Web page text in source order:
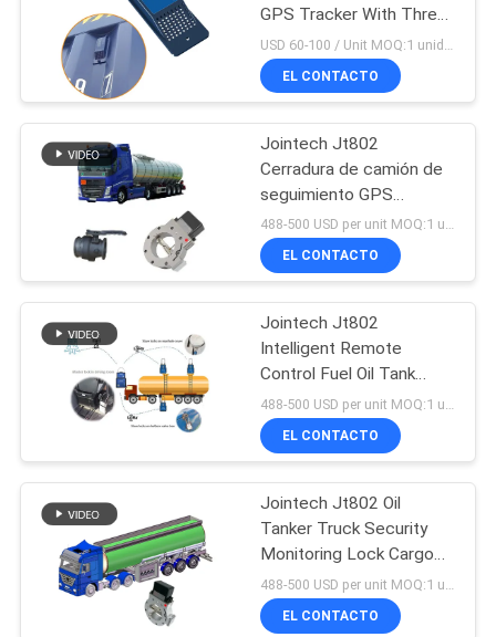
CONTROL
CALIDAD
ÉNTRENOS
CONTACTO
CON
CITA
MAPA
SITIO
Cerradura elegante
de GPS
Candado elegante
de Bluetooth
62
Seguimiento del
sello de envase
86
GPS Tracker With Three
Years Working Time
Battery
EL CONTACTO
Jointech Jt802
Cerradura de camión de
seguimiento GPS
Cerradura de válvula a
prueba de explosión para
el transporte de
488-500 USD per unit MOQ:1 unidad
EL CONTACTO
Jointech Jt802
Intelligent Remote
Control Fuel Oil Tank
Valve Lock With Oil Theft
Prevention Function
488-500 USD per unit MOQ:1 unidad
EL CONTACTO
Jointech Jt802 Oil
Tanker Truck Security
Monitoring Lock Cargo
Guard GPS Oil Tank Valve
Lock
EL CONTACTO